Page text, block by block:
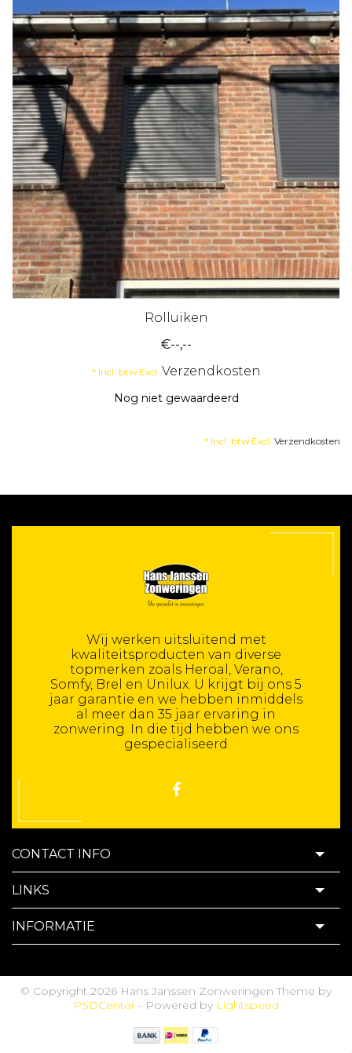
Rolluiken
€--,--
* Incl. btw Excl. Verzendkosten
Nog niet gewaardeerd
* Incl. btw Excl. Verzendkosten
Wij werken uitsluitend met
kwaliteitsproducten van diverse
topmerken zoals Heroal, Verano,
Somfy, Brel en Unilux. U krijgt bij ons 5
jaar garantie en we hebben inmiddels
al meer dan 35 jaar ervaring in
zonwering. In die tijd hebben we ons
gespecialiseerd
CONTACT INFO
LINKS
INFORMATIE
© Copyright 2026 Hans Janssen Zonweringen Theme by
PSDCenter - Powered by Lightspeed